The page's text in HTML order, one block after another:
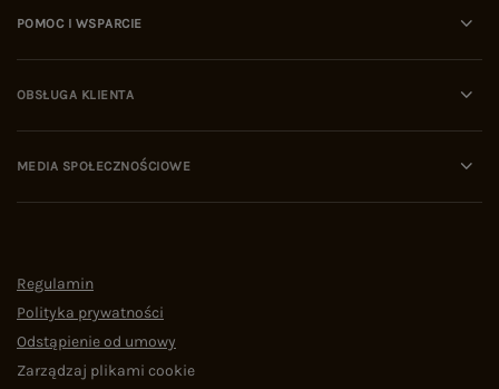
POMOC I WSPARCIE
OBSŁUGA KLIENTA
MEDIA SPOŁECZNOŚCIOWE
Regulamin
Polityka prywatności
Odstąpienie od umowy
Zarządzaj plikami cookie